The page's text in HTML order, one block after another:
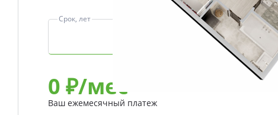
Срок, лет
0 ₽/мес
Ваш ежемесячный платеж